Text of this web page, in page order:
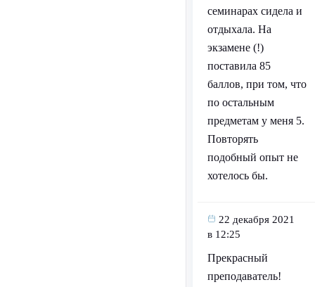
семинарах сидела и
отдыхала. На
экзамене (!)
поставила 85
баллов, при том, что
по остальным
предметам у меня 5.
Повторять
подобный опыт не
хотелось бы.
22 декабря 2021
в 12:25
Прекрасный
преподаватель!